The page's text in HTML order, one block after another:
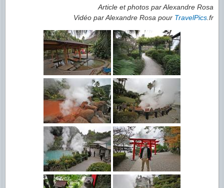
Article et photos par Alexandre Rosa
Vidéo par Alexandre Rosa pour TravelPics.fr